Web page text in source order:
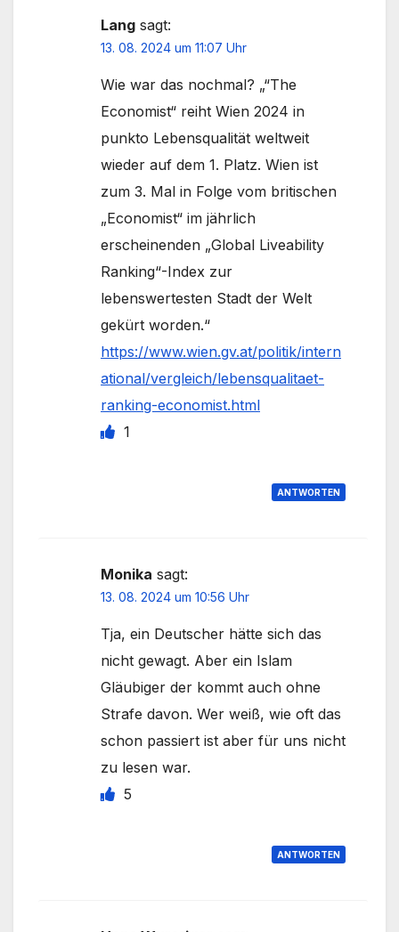
Lang sagt:
13. 08. 2024 um 11:07 Uhr
Wie war das nochmal? „“The
Economist“ reiht Wien 2024 in
punkto Lebensqualität weltweit
wieder auf dem 1. Platz. Wien ist
zum 3. Mal in Folge vom britischen
„Economist“ im jährlich
erscheinenden „Global Liveability
Ranking“-Index zur
lebenswertesten Stadt der Welt
gekürt worden.“
https://www.wien.gv.at/politik/intern
ational/vergleich/lebensqualitaet-
ranking-economist.html
1
ANTWORTEN
Monika sagt:
13. 08. 2024 um 10:56 Uhr
Tja, ein Deutscher hätte sich das
nicht gewagt. Aber ein Islam
Gläubiger der kommt auch ohne
Strafe davon. Wer weiß, wie oft das
schon passiert ist aber für uns nicht
zu lesen war.
5
ANTWORTEN